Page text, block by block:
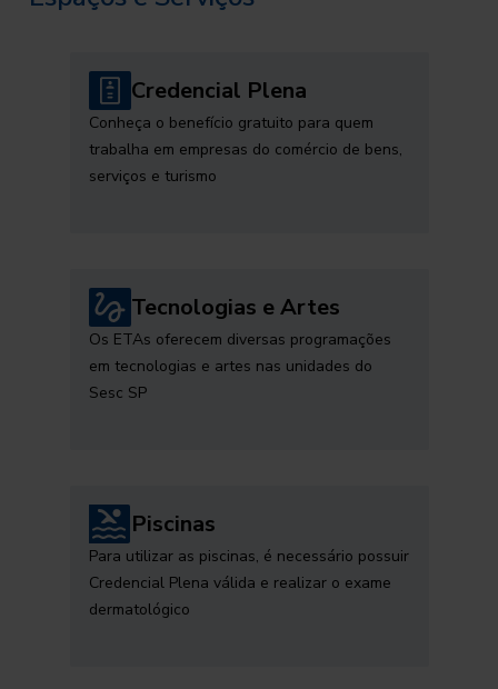
Credencial Plena
Conheça o benefício gratuito para quem
trabalha em empresas do comércio de bens,
serviços e turismo
Tecnologias e Artes
Os ETAs oferecem diversas programações
em tecnologias e artes nas unidades do
Sesc SP
Piscinas
Para utilizar as piscinas, é necessário possuir
Credencial Plena válida e realizar o exame
dermatológico